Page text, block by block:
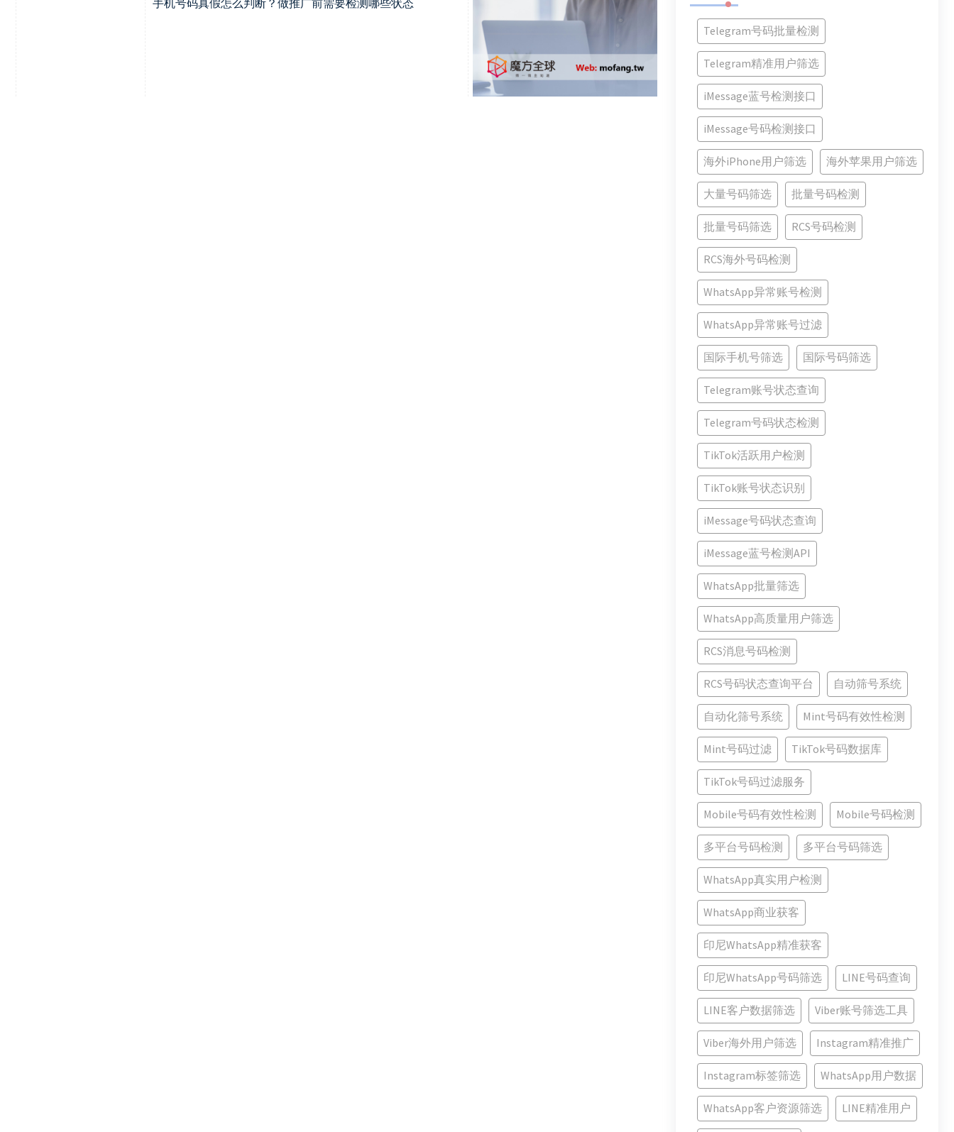
Telegram号码批量检测
Telegram精准用户筛选
iMessage蓝号检测接口
iMessage号码检测接口
海外iPhone用户筛选 海外苹果用户筛选
大量号码筛选 批量号码检测
批量号码筛选 RCS号码检测
RCS海外号码检测
WhatsApp异常账号检测
WhatsApp异常账号过滤
国际手机号筛选 国际号码筛选
Telegram账号状态查询
Telegram号码状态检测
TikTok活跃用户检测
TikTok账号状态识别
iMessage号码状态查询
iMessage蓝号检测API
WhatsApp批量筛选
WhatsApp高质量用户筛选
RCS消息号码检测
RCS号码状态查询平台 自动筛号系统
自动化筛号系统 Mint号码有效性检测
Mint号码过滤 TikTok号码数据库
TikTok号码过滤服务
Mobile号码有效性检测 Mobile号码检测
多平台号码检测 多平台号码筛选
WhatsApp真实用户检测
WhatsApp商业获客
印尼WhatsApp精准获客
印尼WhatsApp号码筛选 LINE号码查询
LINE客户数据筛选 Viber账号筛选工具
Viber海外用户筛选 Instagram精准推广
Instagram标签筛选 WhatsApp用户数据
WhatsApp客户资源筛选 LINE精准用户